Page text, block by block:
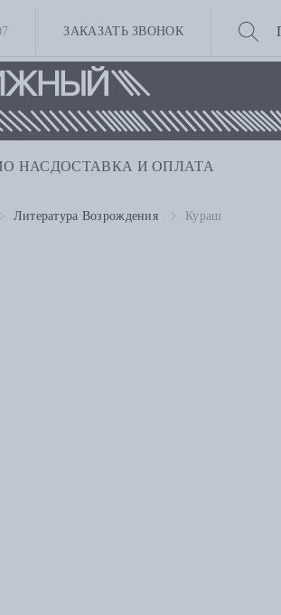
ЗАКАЗАТЬ ЗВОНОК
О НАС ДОСТАВКА И ОПЛАТА
Литература Возрождения Кураш